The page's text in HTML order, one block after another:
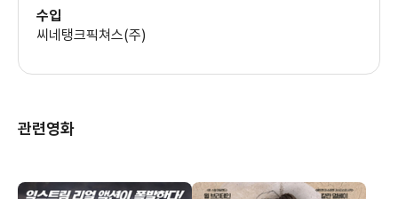
수입
씨네탱크픽쳐스(주)
관련영화